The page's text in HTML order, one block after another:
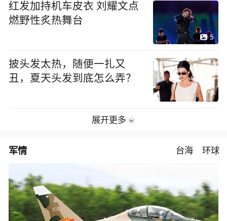
红发加持机车皮衣 刘耀文点
燃野性炙热舞台
5
披头发太热，随便一扎又
丑，夏天头发到底怎么弄？
展开更多
军情 台海 环球